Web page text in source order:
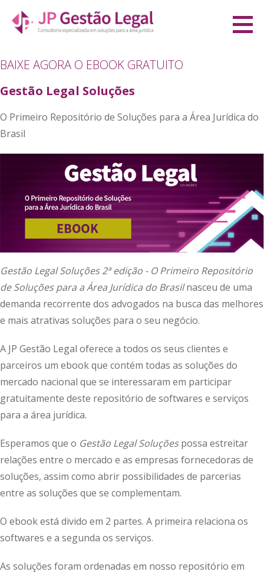
direto
oBAIXE AGORA O EBOOK GRATUITO
Gestão Legal Soluções
O Primeiro Repositório de Soluções para a Área Jurídica do
Brasil
Gestão Legal Soluções 2ª edição - O Primeiro Repositório
de Soluções para a Área Jurídica do Brasilnasceu de uma
demanda recorrente dos advogados na busca das melhores
e mais atrativas soluções para o seu negócio.
A JP Gestão Legal oferece a todos os seus clientes e
parceiros um ebook que contém todas as soluções do
mercado nacional que se interessaram em participar
gratuitamente deste repositório de softwares e serviços
para a área jurídica.
Esperamos que o Gestão Legal Soluçõespossa estreitar
relações entre o mercado e as empresas fornecedoras de
soluções, assim como abrir possibilidades de parcerias
entre as soluções que se complementam.
O ebook está divido em 2 partes. A primeira relaciona os
softwares e a segunda os serviços.
As soluções foram ordenadas em nosso repositório em